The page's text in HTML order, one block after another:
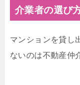
介業者の選び
マンションを貸し
ないのは不動産仲